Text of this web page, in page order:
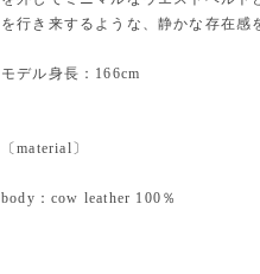
を行き来するような、静かな存在感
モデル身長：166cm
〔material〕
body：cow leather 100％